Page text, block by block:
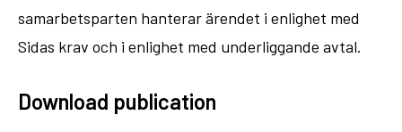
samarbetsparten hanterar ärendet i enlighet med
Sidas krav och i enlighet med underliggande avtal.
Download publication